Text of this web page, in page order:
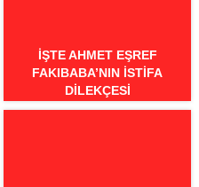
İŞTE AHMET EŞREF
FAKIBABA’NIN ISTIFA
DILEKÇESI